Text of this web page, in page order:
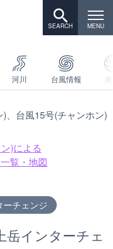
河川 台風情報
、台風15号(チャンホン)
)による
覧・地図
ーチェンジ
岳インターチェ